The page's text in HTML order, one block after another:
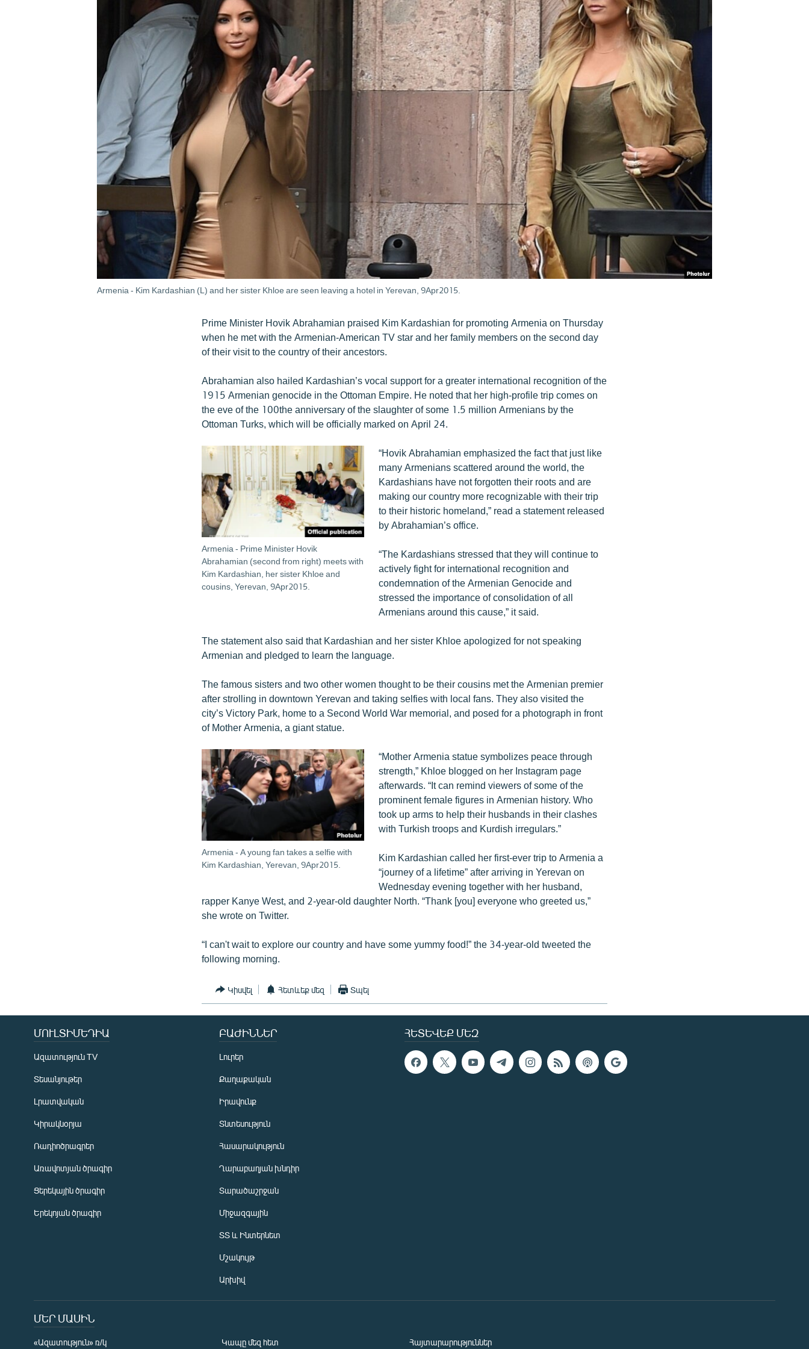
Armenia - Kim Kardashian (L) and her sister Khloe are seen leaving a hotel in Yerevan, 9Apr2015.
Prime Minister Hovik Abrahamian praised Kim Kardashian for promoting Armenia on Thursday
when he met with the Armenian-American TV star and her family members on the second day
of their visit to the country of their ancestors.
Abrahamian also hailed Kardashian’s vocal support for a greater international recognition of the
1915 Armenian genocide in the Ottoman Empire. He noted that her high-profile trip comes on
the eve of the 100the anniversary of the slaughter of some 1.5 million Armenians by the
Ottoman Turks, which will be officially marked on April 24.
Armenia - Prime Minister Hovik
Abrahamian (second from right) meets with
Kim Kardashian, her sister Khloe and
cousins, Yerevan, 9Apr2015.
“Hovik Abrahamian emphasized the fact that just like
many Armenians scattered around the world, the
Kardashians have not forgotten their roots and are
making our country more recognizable with their trip
to their historic homeland,” read a statement released
by Abrahamian’s office.
“The Kardashians stressed that they will continue to
actively fight for international recognition and
condemnation of the Armenian Genocide and
stressed the importance of consolidation of all
Armenians around this cause,” it said.
The statement also said that Kardashian and her sister Khloe apologized for not speaking
Armenian and pledged to learn the language.
The famous sisters and two other women thought to be their cousins met the Armenian premier
after strolling in downtown Yerevan and taking selfies with local fans. They also visited the
city’s Victory Park, home to a Second World War memorial, and posed for a photograph in front
of Mother Armenia, a giant statue.
Armenia - A young fan takes a selfie with
Kim Kardashian, Yerevan, 9Apr2015.
“Mother Armenia statue symbolizes peace through
strength,” Khloe blogged on her Instagram page
afterwards. “It can remind viewers of some of the
prominent female figures in Armenian history. Who
took up arms to help their husbands in their clashes
with Turkish troops and Kurdish irregulars.”
Kim Kardashian called her first-ever trip to Armenia a
“journey of a lifetime” after arriving in Yerevan on
Wednesday evening together with her husband,
rapper Kanye West, and 2-year-old daughter North. “Thank [you] everyone who greeted us,”
she wrote on Twitter.
“I can't wait to explore our country and have some yummy food!” the 34-year-old tweeted the
following morning.
Կիսվել Հետևեք մեզ Տպել
ՀԵՏԵՎԵՔ ՄԵԶ
ՄՈՒԼՏԻՄԵԴԻԱ
Ազատություն TV
Տեսանյութեր
Լրատվական
Կիրակնօրյա
Ռադիոծրագրեր
Առավոտյան ծրագիր
Ցերեկային ծրագիր
Երեկոյան ծրագիր
ԲԱԺԻՆՆԵՐ
Լուրեր
Քաղաքական
Իրավունք
Տնտեսություն
Հասարակություն
Ղարաբաղյան խնդիր
Տարածաշրջան
Միջազգային
ՏՏ և Ինտերնետ
Մշակույթ
Արխիվ
ՄԵՐ ՄԱՍԻՆ
«Ազատություն» ռ/կ Կապը մեզ հետ Հայտարարություններ